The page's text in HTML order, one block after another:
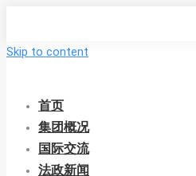
Skip to content
首页
集团概况
国际交流
法政新闻